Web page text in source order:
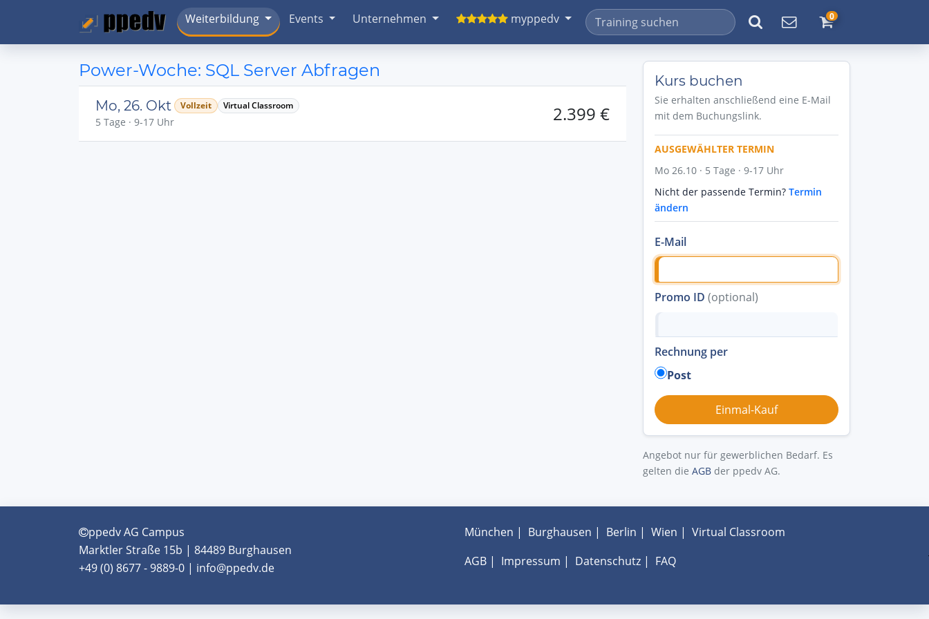
Weiterbildung Events Unternehmen myppedv 0
Power-Woche: SQL Server Abfragen
Mo, 26. Okt Vollzeit Virtual Classroom
5 Tage · 9-17 Uhr 2.399 €
Kurs buchen
Sie erhalten anschließend eine E-Mail
mit dem Buchungslink.
AUSGEWÄHLTER TERMIN
Mo 26.10 · 5 Tage · 9-17 Uhr
Nicht der passende Termin? Termin
ändern
E-Mail
Promo ID (optional)
Rechnung per
Post
Angebot nur für gewerblichen Bedarf. Es
gelten die AGB der ppedv AG.
ppedv AG Campus
Marktler Straße 15b | 84489 Burghausen
+49 (0) 8677 - 9889-0 | info@ppedv.de
München | Burghausen | Berlin | Wien | Virtual Classroom
AGB| Impressum | Datenschutz| FAQ